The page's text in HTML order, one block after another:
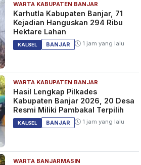
WARTA KABUPATEN BANJAR
Karhutla Kabupaten Banjar, 71
Kejadian Hanguskan 294 Ribu
Hektare Lahan
KALSEL BANJAR 1 jam yang lalu
WARTA KABUPATEN BANJAR
Hasil Lengkap Pilkades
Kabupaten Banjar 2026, 20 Desa
Resmi Miliki Pambakal Terpilih
KALSEL BANJAR 1 jam yang lalu
WARTA BANJARMASIN